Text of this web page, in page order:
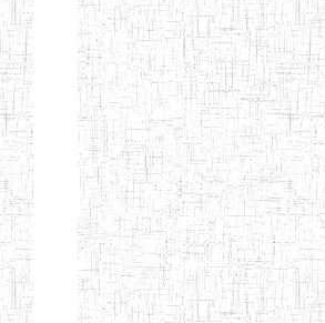
13
Suivant Fin
Etablissements
d'enseignement